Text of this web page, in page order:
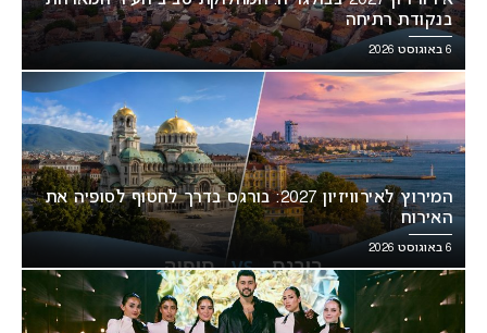
בנקודת רתיחה
6 באוגוסט 2026
המירוץ לאירוויזיון 2027: בורגס בדרך לחטוף לסופיה את
האירוח
6 באוגוסט 2026